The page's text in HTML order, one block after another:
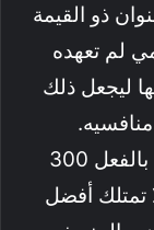
ذو القيمة
لم تعهده
ليجعل ذلك
الحقيقة هو أنني أنا أحدهم، وقد قضيت بالفعل 300
تمتلك أفضل